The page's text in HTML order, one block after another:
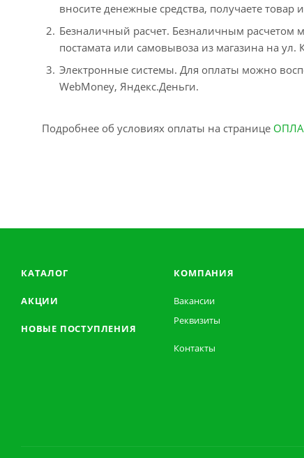
вносите денежные средства, получаете товар
Безналичный расчет. Безналичным расчетом
постамата или самовывоза из магазина на ул.
Электронные системы. Для оплаты можно
WebMoney, Яндекс.Деньги.
Подробнее об условиях оплаты на странице
КАТАЛОГ
АКЦИИ
НОВЫЕ ПОСТУПЛЕНИЯ
КОМПАНИЯ
Вакансии
Реквизиты
Контакты